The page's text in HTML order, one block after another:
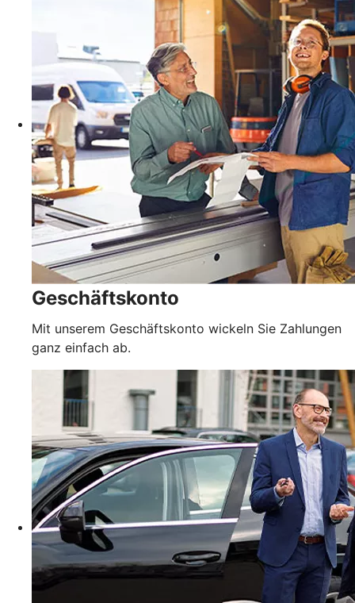
Geschäftskonto
Mit unserem Geschäftskonto wickeln Sie Zahlungen
ganz einfach ab.